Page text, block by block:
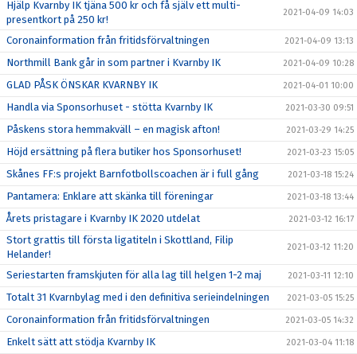
Hjälp Kvarnby IK tjäna 500 kr och få själv ett multi-
presentkort på 250 kr!
2021-04-09 14:03
Coronainformation från fritidsförvaltningen 2021-04-09 13:13
Northmill Bank går in som partner i Kvarnby IK 2021-04-09 10:28
GLAD PÅSK ÖNSKAR KVARNBY IK 2021-04-01 10:00
Handla via Sponsorhuset - stötta Kvarnby IK 2021-03-30 09:51
Påskens stora hemmakväll – en magisk afton! 2021-03-29 14:25
Höjd ersättning på flera butiker hos Sponsorhuset! 2021-03-23 15:05
Skånes FF:s projekt Barnfotbollscoachen är i full gång 2021-03-18 15:24
Pantamera: Enklare att skänka till föreningar 2021-03-18 13:44
Årets pristagare i Kvarnby IK 2020 utdelat 2021-03-12 16:17
Stort grattis till första ligatiteln i Skottland, Filip
Helander!
2021-03-12 11:20
Seriestarten framskjuten för alla lag till helgen 1-2 maj 2021-03-11 12:10
Totalt 31 Kvarnbylag med i den definitiva serieindelningen 2021-03-05 15:25
Coronainformation från fritidsförvaltningen 2021-03-05 14:32
Enkelt sätt att stödja Kvarnby IK 2021-03-04 11:18